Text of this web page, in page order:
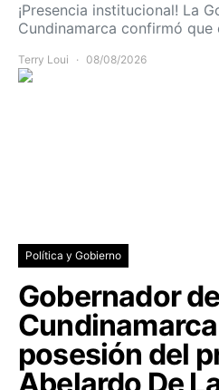
¡Presencia institucional! La
Cundinamarca confirmó
Terry Loui 08/08/2026
Política y Gobierno
Gobernador de
posesión del